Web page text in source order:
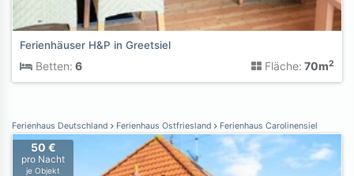
Ferienhäuser H&P in Greetsiel
Betten: 6 Fläche: 70m2
Ferienhaus Deutschland Ferienhaus Ostfriesland Ferienhaus Carolinensiel
50 €
pro Nacht
je Objekt